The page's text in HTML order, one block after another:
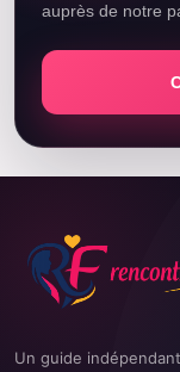
auprès de notre
Un guide